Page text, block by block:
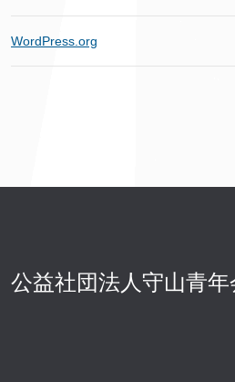
WordPress.org
公益社団法人守山青年